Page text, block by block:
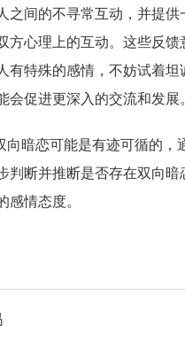
之间的不寻常互动，并提
方心理上的互动。这些反
有特殊的感情，不妨试着
促进更深入的交流和发展。
暗恋可能是有迹可循的
断并推断是否存在双向
情态度。